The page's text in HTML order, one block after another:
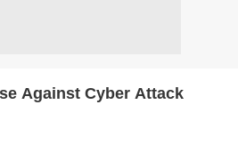
Against Cyber Attack